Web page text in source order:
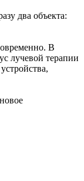
два объекта:
В
лучевой терапии